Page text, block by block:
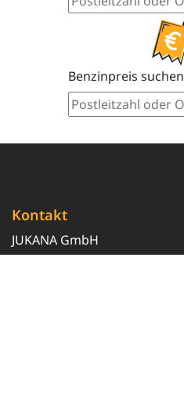
Benzinpreis suchen
Kontakt
JUKANA GmbH